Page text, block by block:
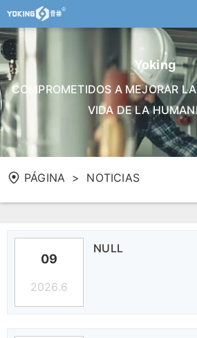
Yoking
COMPROMETIDOS A MEJORAR
VIDA DE LA
PÁGINA NOTICIAS
09
2026.6
NULL